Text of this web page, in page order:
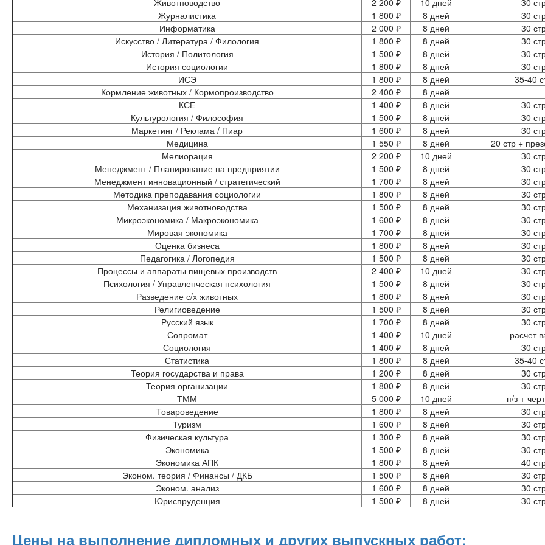
Животноводство
2 200 ₽ 10 дней
30
Журналистика
1 800 ₽ 8 дней
30
Информатика
2 000 ₽ 8 дней
30
Искусство / Литература / Филология
1 800 ₽ 8 дней
30
История / Политология
1 500 ₽ 8 дней
30
История социологии
1 800 ₽ 8 дней
30
ИСЭ
1 800 ₽ 8 дней
35-40
Кормление животных / Кормопроизводство
2 400 ₽
8 дней
КСЕ
1 400 ₽ 8 дней
30
Культурология / Философия
1 500 ₽ 8 дней
30
Маркетинг / Реклама / Пиар
1 600 ₽ 8 дней
30
Медицина
1 550 ₽ 8 дней
20 стр +
Мелиорация
2 200 ₽ 10 дней
30
Менеджмент / Планирование на предприятии
1 500 ₽ 8 дней
30
Менеджмент инновационный / стратегический
1 700 ₽ 8 дней
30
Методика преподавания социологии
1 800 ₽ 8 дней
30
Механизация животноводства
1 500 ₽ 8 дней
30
Микроэкономика / Макроэкономика
1 600 ₽ 8 дней
30
Мировая экономика
1 700 ₽ 8 дней
30
Оценка бизнеса
1 800 ₽ 8 дней
30
Педагогика / Логопедия
1 500 ₽ 8 дней
30
Процессы и аппараты пищевых производств
2 400 ₽ 10 дней
30
Психология / Управленческая психология
1 500 ₽ 8 дней
30
Разведение с/х животных
1 800 ₽ 8 дней
30
Религиоведение
1 500 ₽ 8 дней
30
Русский язык
1 700 ₽ 8 дней
30
Сопромат
1 400 ₽ 10 дней
расчет
Социология
1 400 ₽ 8 дней
30
Статистика
1 800 ₽ 8 дней
35-40
Теория государства и права
1 200 ₽ 8 дней
30
Теория организации
1 800 ₽ 8 дней
30
ТММ
5 000 ₽ 10 дней
п/з +
Товароведение
1 800 ₽ 8 дней
30
Туризм
1 600 ₽ 8 дней
30
Физическая культура
1 300 ₽ 8 дней
30
Экономика
1 500 ₽ 8 дней
30
Экономика АПК
1 800 ₽ 8 дней
40
Эконом. теория / Финансы / ДКБ
1 500 ₽ 8 дней
30
Эконом. анализ
1 600 ₽ 8 дней
30
Юриспруденция
1 500 ₽ 8 дней 30
Цены на выполнение дипломных и других выпускных работ: